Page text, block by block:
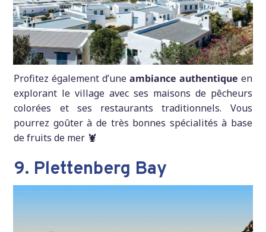
Profitez également d’une ambiance authentique en
explorant le village avec ses maisons de pêcheurs
colorées et ses restaurants traditionnels. Vous
pourrez goûter à de très bonnes spécialités à base
de fruits de mer 🦞
9. Plettenberg Bay